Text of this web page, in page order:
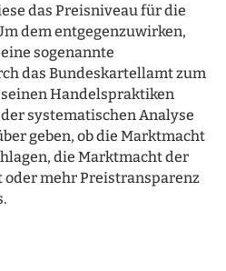
das Preisniveau für die
dem entgegenzuwirken,
sogenannte
das Bundeskartellamt zum
Handelspraktiken
systematischen Analyse
geben, ob die Marktmacht
die Marktmacht der
mehr Preistransparenz